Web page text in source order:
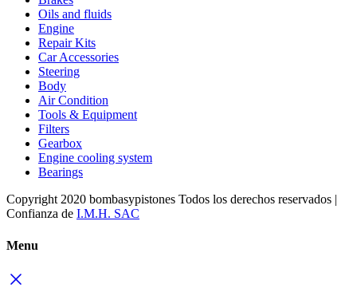
Oils and fluids
Engine
Repair Kits
Car Accessories
Steering
Body
Air Condition
Tools & Equipment
Filters
Gearbox
Engine cooling system
Bearings
Copyright 2020 bombasypistones Todos los derechos reservados |
Confianza de I.M.H. SAC
Menu